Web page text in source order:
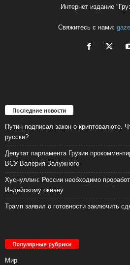
Интернет издание
Свяжитесь с нами:
Последние новости
Путин подписал закон о криптовалюте.
русски?
Депутат парламента Грузии
ВСУ Валерия Залужного
Хуснуллин: России необходимо
Индийскому океану
Трамп заявил о готовности заключить
Популярные рубрики
Мир